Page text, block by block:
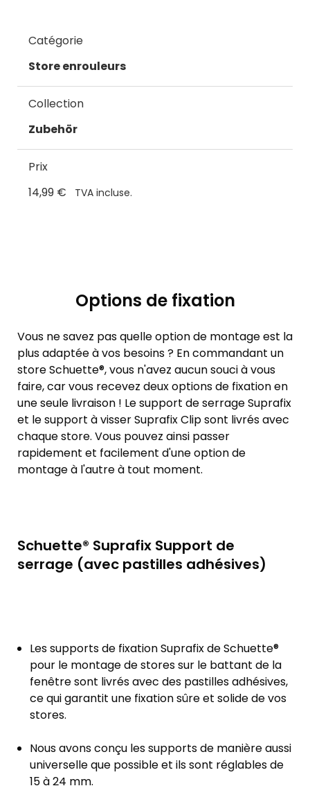
Catégorie
Store enrouleurs
Collection
Zubehör
Prix
14,99 €
TVA incluse.
Options de fixation
Vous ne savez pas quelle option de montage est la
plus adaptée à vos besoins ? En commandant un
store Schuette®, vous n'avez aucun souci à vous
faire, car vous recevez deux options de fixation en
une seule livraison ! Le support de serrage Suprafix
et le support à visser Suprafix Clip sont livrés avec
chaque store. Vous pouvez ainsi passer
rapidement et facilement d'une option de
montage à l'autre à tout moment.
Schuette® Suprafix Support de
serrage (avec pastilles adhésives)
Les supports de fixation Suprafix de Schuette®
pour le montage de stores sur le battant de la
fenêtre sont livrés avec des pastilles adhésives,
ce qui garantit une fixation sûre et solide de vos
stores.
Nous avons conçu les supports de manière aussi
universelle que possible et ils sont réglables de
15 à 24 mm.